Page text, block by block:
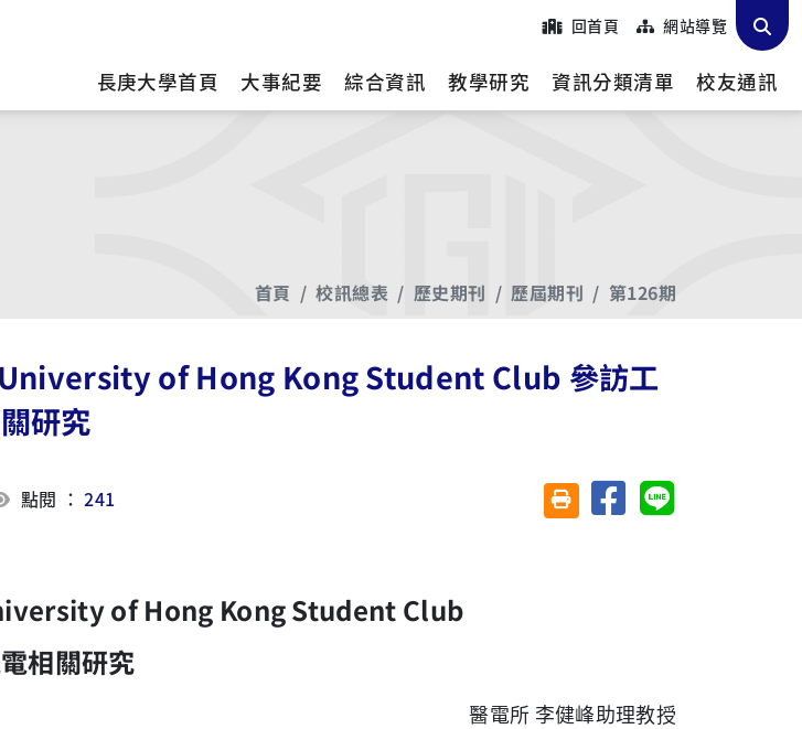
回首頁 網站導覽
長庚大學首頁 大事紀要 綜合資訊 教學研究 資訊分類清單 校友通訊
首頁 校訊總表 歷史期刊 歷屆期刊 第126期
of Hong Kong Student Club 參訪工
研究
點閱 ：241 友善列印(另開視窗)
分享至臉書分享至 Line
of Hong Kong Student Club
相關研究
醫電所 李健峰助理教授